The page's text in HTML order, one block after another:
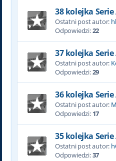
38 kolejka
Ostatni post autor:
Odpowiedzi:22
37 kolejka
Ostatni post autor:
Odpowiedzi:29
36 kolejka
Ostatni post autor:
Odpowiedzi: 17
35 kolejka
Ostatni post autor:
Odpowiedzi:37